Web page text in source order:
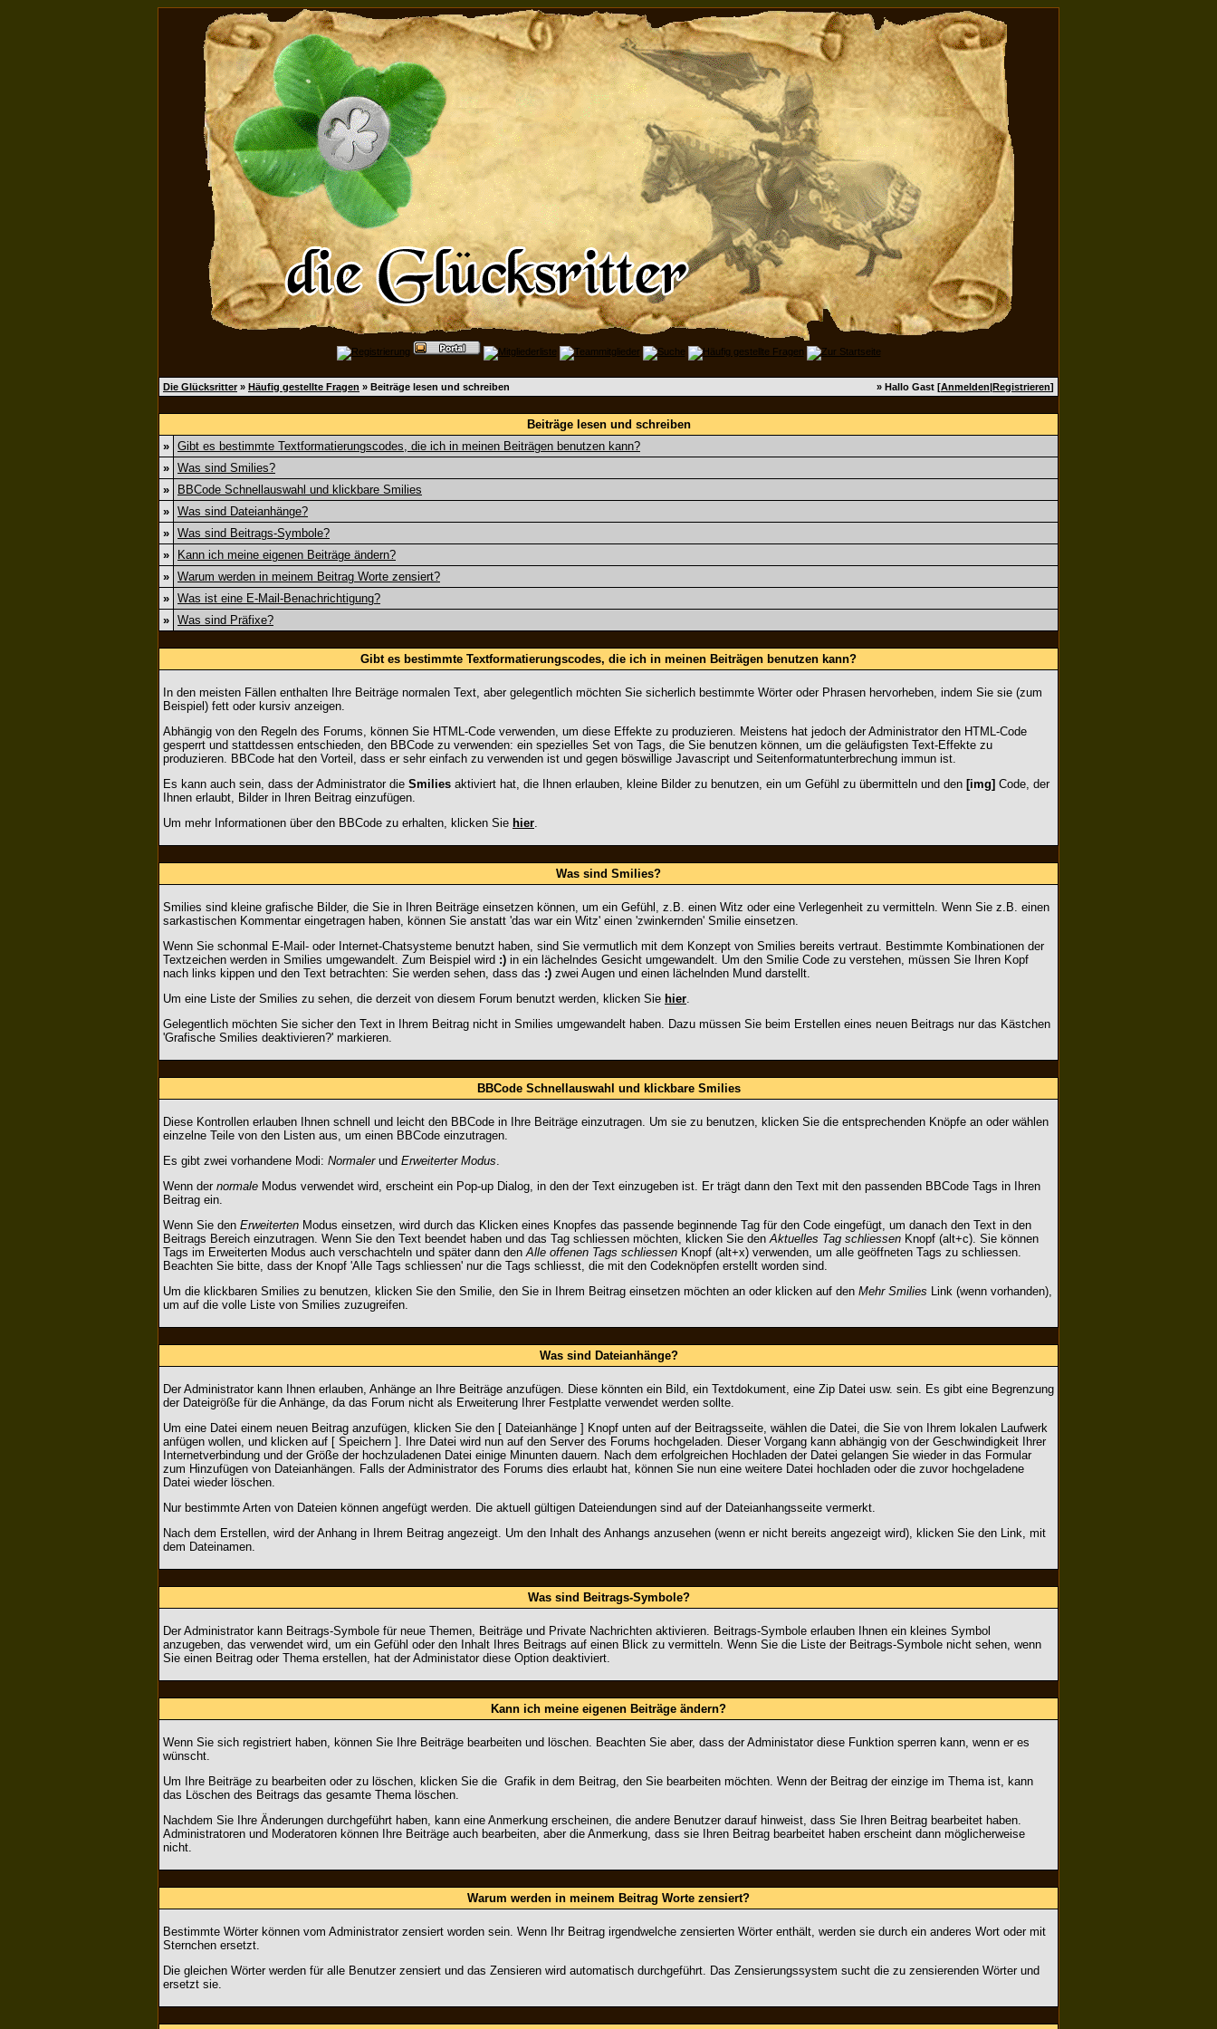
Die Glücksritter » Häufig gestellte Fragen » Beiträge lesen und schreiben » Hallo Gast [Anmelden|Registrieren]
Beiträge lesen und schreiben
» Gibt es bestimmte Textformatierungscodes, die ich in meinen Beiträgen benutzen kann?
» Was sind Smilies?
»
BBCode Schnellauswahl und klickbare Smilies
» Was sind Dateianhänge?
» Was sind Beitrags-Symbole?
»
Kann ich meine eigenen Beiträge ändern?
» Warum werden in meinem Beitrag Worte zensiert?
» Was ist eine E-Mail-Benachrichtigung?
» Was sind Präfixe?
Gibt es bestimmte Textformatierungscodes, die ich in meinen Beiträgen benutzen kann?
In den meisten Fällen enthalten Ihre Beiträge normalen Text, aber gelegentlich möchten Sie sicherlich bestimmte Wörter oder Phrasen hervorheben, indem Sie sie (zum
Beispiel) fett oder kursiv anzeigen.
Abhängig von den Regeln des Forums, können Sie HTML-Code verwenden, um diese Effekte zu produzieren. Meistens hat jedoch der Administrator den HTML-Code
gesperrt und stattdessen entschieden, den BBCode zu verwenden: ein spezielles Set von Tags, die Sie benutzen können, um die geläufigsten Text-Effekte zu
produzieren. BBCode hat den Vorteil, dass er sehr einfach zu verwenden ist und gegen böswillige Javascript und Seitenformatunterbrechung immun ist.
Es kann auch sein, dass der Administrator die Smilies aktiviert hat, die Ihnen erlauben, kleine Bilder zu benutzen, ein um Gefühl zu übermitteln und den [img] Code, der
Ihnen erlaubt, Bilder in Ihren Beitrag einzufügen.
Um mehr Informationen über den BBCode zu erhalten, klicken Sie hier.
Was sind Smilies?
Smilies sind kleine grafische Bilder, die Sie in Ihren Beiträge einsetzen können, um ein Gefühl, z.B. einen Witz oder eine Verlegenheit zu vermitteln. Wenn Sie z.B. einen
sarkastischen Kommentar eingetragen haben, können Sie anstatt 'das war ein Witz' einen 'zwinkernden' Smilie einsetzen.
Wenn Sie schonmal E-Mail- oder Internet-Chatsysteme benutzt haben, sind Sie vermutlich mit dem Konzept von Smilies bereits vertraut. Bestimmte Kombinationen der
Textzeichen werden in Smilies umgewandelt. Zum Beispiel wird :) in ein lächelndes Gesicht umgewandelt. Um den Smilie Code zu verstehen, müssen Sie Ihren Kopf
nach links kippen und den Text betrachten: Sie werden sehen, dass das :) zwei Augen und einen lächelnden Mund darstellt.
Um eine Liste der Smilies zu sehen, die derzeit von diesem Forum benutzt werden, klicken Sie hier.
Gelegentlich möchten Sie sicher den Text in Ihrem Beitrag nicht in Smilies umgewandelt haben. Dazu müssen Sie beim Erstellen eines neuen Beitrags nur das Kästchen
'Grafische Smilies deaktivieren?' markieren.
BBCode Schnellauswahl und klickbare Smilies
Diese Kontrollen erlauben Ihnen schnell und leicht den BBCode in Ihre Beiträge einzutragen. Um sie zu benutzen, klicken Sie die entsprechenden Knöpfe an oder wählen
einzelne Teile von den Listen aus, um einen BBCode einzutragen.
Es gibt zwei vorhandene Modi: Normalerund Erweiterter Modus.
Wenn der normale Modus verwendet wird, erscheint ein Pop-up Dialog, in den der Text einzugeben ist. Er trägt dann den Text mit den passenden BBCode Tags in Ihren
Beitrag ein.
Wenn Sie den Erweiterten Modus einsetzen, wird durch das Klicken eines Knopfes das passende beginnende Tag für den Code eingefügt, um danach den Text in den
Beitrags Bereich einzutragen. Wenn Sie den Text beendet haben und das Tag schliessen möchten, klicken Sie denAktuelles Tag schliessen Knopf (alt+c). Sie können
Tags im Erweiterten Modus auch verschachteln und später dann denAlle offenen Tags schliessen Knopf (alt+x) verwenden, um alle geöffneten Tags zu schliessen.
Beachten Sie bitte, dass der Knopf 'Alle Tags schliessen' nur die Tags schliesst, die mit den Codeknöpfen erstellt worden sind.
Um die klickbaren Smilies zu benutzen, klicken Sie den Smilie, den Sie in Ihrem Beitrag einsetzen möchten an oder klicken auf den Mehr Smilies Link (wenn vorhanden),
um auf die volle Liste von Smilies zuzugreifen.
Was sind Dateianhänge?
Der Administrator kann Ihnen erlauben, Anhänge an Ihre Beiträge anzufügen. Diese könnten ein Bild, ein Textdokument, eine Zip Datei usw. sein. Es gibt eine Begrenzung
der Dateigröße für die Anhänge, da das Forum nicht als Erweiterung Ihrer Festplatte verwendet werden sollte.
Um eine Datei einem neuen Beitrag anzufügen, klicken Sie den [ Dateianhänge ] Knopf unten auf der Beitragsseite, wählen die Datei, die Sie von Ihrem lokalen Laufwerk
anfügen wollen, und klicken auf [ Speichern ]. Ihre Datei wird nun auf den Server des Forums hochgeladen. Dieser Vorgang kann abhängig von der Geschwindigkeit Ihrer
Internetverbindung und der Größe der hochzuladenen Datei einige Minunten dauern. Nach dem erfolgreichen Hochladen der Datei gelangen Sie wieder in das Formular
zum Hinzufügen von Dateianhängen. Falls der Administrator des Forums dies erlaubt hat, können Sie nun eine weitere Datei hochladen oder die zuvor hochgeladene
Datei wieder löschen.
Nur bestimmte Arten von Dateien können angefügt werden. Die aktuell gültigen Dateiendungen sind auf der Dateianhangsseite vermerkt.
Nach dem Erstellen, wird der Anhang in Ihrem Beitrag angezeigt. Um den Inhalt des Anhangs anzusehen (wenn er nicht bereits angezeigt wird), klicken Sie den Link, mit
dem Dateinamen.
Was sind Beitrags-Symbole?
Der Administrator kann Beitrags-Symbole für neue Themen, Beiträge und Private Nachrichten aktivieren. Beitrags-Symbole erlauben Ihnen ein kleines Symbol
anzugeben, das verwendet wird, um ein Gefühl oder den Inhalt Ihres Beitrags auf einen Blick zu vermitteln. Wenn Sie die Liste der Beitrags-Symbole nicht sehen, wenn
Sie einen Beitrag oder Thema erstellen, hat der Administator diese Option deaktiviert.
Kann ich meine eigenen Beiträge ändern?
Wenn Sie sich registriert haben, können Sie Ihre Beiträge bearbeiten und löschen. Beachten Sie aber, dass der Administator diese Funktion sperren kann, wenn er es
wünscht.
Um Ihre Beiträge zu bearbeiten oder zu löschen, klicken Sie die Grafik in dem Beitrag, den Sie bearbeiten möchten. Wenn der Beitrag der einzige im Thema ist, kann
das Löschen des Beitrags das gesamte Thema löschen.
Nachdem Sie Ihre Änderungen durchgeführt haben, kann eine Anmerkung erscheinen, die andere Benutzer darauf hinweist, dass Sie Ihren Beitrag bearbeitet haben.
Administratoren und Moderatoren können Ihre Beiträge auch bearbeiten, aber die Anmerkung, dass sie Ihren Beitrag bearbeitet haben erscheint dann möglicherweise
nicht.
Warum werden in meinem Beitrag Worte zensiert?
Bestimmte Wörter können vom Administrator zensiert worden sein. Wenn Ihr Beitrag irgendwelche zensierten Wörter enthält, werden sie durch ein anderes Wort oder mit
Sternchen ersetzt.
Die gleichen Wörter werden für alle Benutzer zensiert und das Zensieren wird automatisch durchgeführt. Das Zensierungssystem sucht die zu zensierenden Wörter und
ersetzt sie.